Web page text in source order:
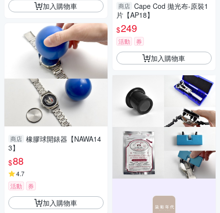
加入購物車
商店 橡膠球開錶器【NAWA14
3】
$88
4.7
活動
券
加入購物車
商店 Cape Cod 拋光布-原裝1
片【AP18】
$249
活動 券
加入購物車